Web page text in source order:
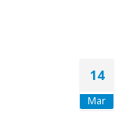
14
Mar